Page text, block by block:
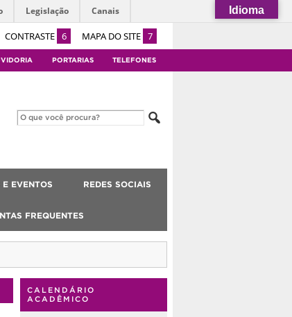
CONTRASTE 6 MAPA DO SITE 7
Legislação Canais
PORTARIAS TELEFONES
E EVENTOS REDES SOCIAIS
FREQUENTES
CALENDÁRIO
ACADÊMICO
Idioma